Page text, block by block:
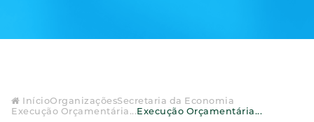
InícioOrganizaçõesSecretaria da Economia
Execução Orçamentária...Execução Orçamentária...